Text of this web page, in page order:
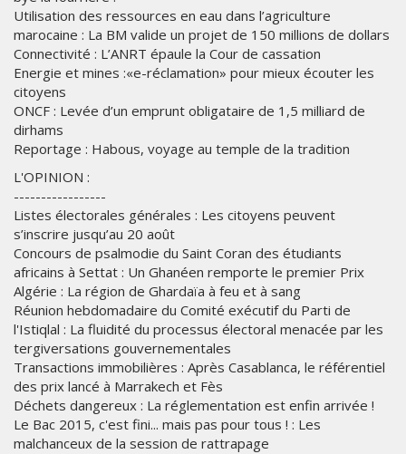
Utilisation des ressources en eau dans l’agriculture
marocaine : La BM valide un projet de 150 millions de dollars
Connectivité : L’ANRT épaule la Cour de cassation
Energie et mines :«e-réclamation» pour mieux écouter les
citoyens
ONCF : Levée d’un emprunt obligataire de 1,5 milliard de
dirhams
Reportage : Habous, voyage au temple de la tradition
L'OPINION :
-----------------
Listes électorales générales : Les citoyens peuvent
s’inscrire jusqu’au 20 août
Concours de psalmodie du Saint Coran des étudiants
africains à Settat : Un Ghanéen remporte le premier Prix
Algérie : La région de Ghardaïa à feu et à sang
Réunion hebdomadaire du Comité exécutif du Parti de
l'Istiqlal : La fluidité du processus électoral menacée par les
tergiversations gouvernementales
Transactions immobilières : Après Casablanca, le référentiel
des prix lancé à Marrakech et Fès
Déchets dangereux : La réglementation est enfin arrivée !
Le Bac 2015, c'est fini... mais pas pour tous ! : Les
malchanceux de la session de rattrapage